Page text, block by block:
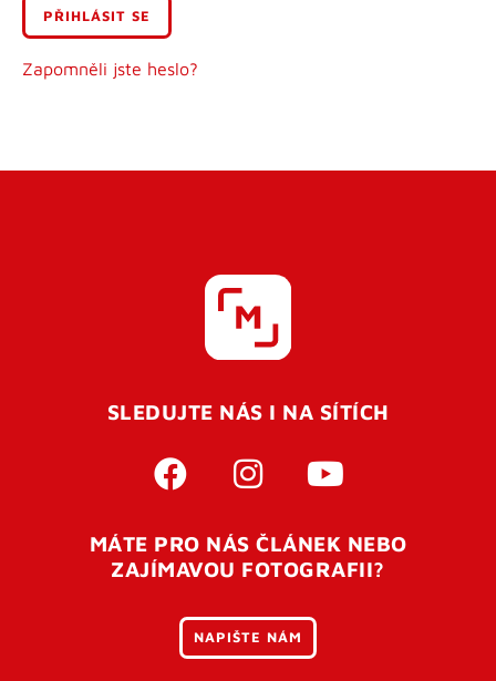
Zapomněli jste heslo?
Uživatelské jméno
Pro úspěšné dokončení registrace je potřeba
vaší e-mailovouadresu. Po úspěšném odeslání
otevření tohoto odkazu se váš účet ověří a můžete se
přihlásit. Nezapomeňte zkontrolovat složku SPAM ve
SLEDUJTE NÁS I NA SÍTÍCH
MÁTE PRO NÁS ČLÁNEK NEBO
ZAJÍMAVOU FOTOGRAFII?
NAPIŠTE NÁM